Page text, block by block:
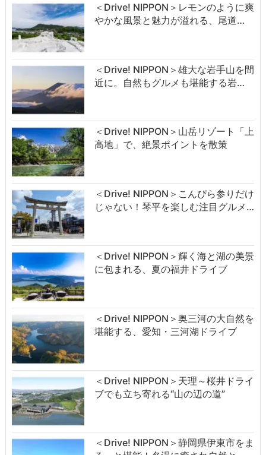
＜Drive! NIPPON＞レモンのように爽
やかな風景と魅力が溢れる、尾道…
＜Drive! NIPPON＞雄大な岩手山を間
近に。自然もグルメも堪能する岩…
＜Drive! NIPPON＞山岳リゾート「上
高地」で、絶景ポイントを散策
＜Drive! NIPPON＞こんぴら参りだけ
じゃない！琴平を楽しむ注目グルメ…
＜Drive! NIPPON＞輝く海と湖の美景
に包まれる、夏の福井ドライブ
＜Drive! NIPPON＞奥三河の大自然を
堪能する、愛知・三河湖ドライブ
＜Drive! NIPPON＞天理～桜井ドライ
ブでも立ち寄れる“山の辺の道”
＜Drive! NIPPON＞静岡県伊東市をま